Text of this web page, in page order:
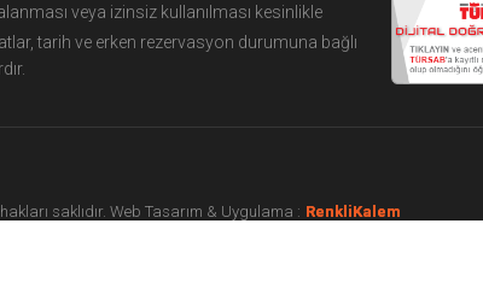
veya izinsiz kullanılması kesinlikle
tarih ve erken rezervasyon durumuna bağlı
saklıdır. Web Tasarım & Uygulama : çorlu web tasarım